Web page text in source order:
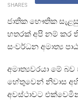
SHARES
ජාතික භෞතික
හතරක් අපි නම් කර
සංවර්ධන අමාත්‍ය
අමාත්‍යවරයා මේ බව
හේතුවෙන් නිවාස
අවස්ථාවට